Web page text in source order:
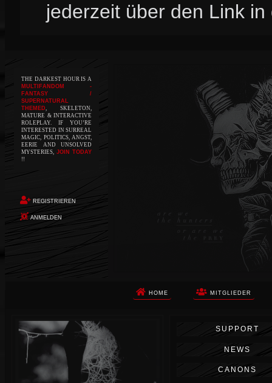
jederzeit über den Link
THE DARKEST HOUR IS A
MULTIFANDOM -
FANTASY /
SUPERNATURAL
THEMED, SKELETON,
MATURE & INTERACTIVE
ROLEPLAY. IF YOU’RE
INTERESTED IN SURREAL
MAGIC, POLITICS, ANGST,
EERIE AND UNSOLVED
MYSTERIES, JOIN TODAY
!!
REGISTRIEREN
ANMELDEN
HOME MITGLIEDER
Die Apokalypse. Das ist das Wort,
das Ihnen in den Sinn kommt, als
Sie auf dem Boden aufwachen, Ihr
Körper schmerzt und Ihr Geist
wird von alptraumhaften
Erinnerungen überflutet. Vor
SUPPORT
NEWS
CANONS